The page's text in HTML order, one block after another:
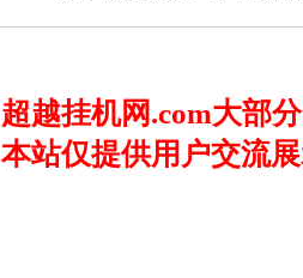
超越挂机网.com大部
本站仅提供用户交流